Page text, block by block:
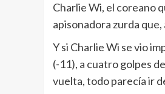
Charlie Wi, el coreano
apisonadora zurda
Y si Charlie Wi se vio
(-11), a cuatro golpes
vuelta, todo parecía ir